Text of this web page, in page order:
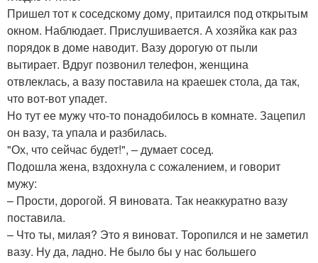
Пришел тот к соседскому дому, притаился под открытым
окном. Наблюдает. Прислушивается. А хозяйка как раз
порядок в доме наводит. Вазу дорогую от пыли
вытирает. Вдруг позвонил телефон, женщина
отвлеклась, а вазу поставила на краешек стола, да так,
что вот-вот упадет.
Но тут ее мужу что-то понадобилось в комнате. Зацепил
он вазу, та упала и разбилась.
"Ох, что сейчас будет!", – думает сосед.
Подошла жена, вздохнула с сожалением, и говорит
мужу:
– Прости, дорогой. Я виновата. Так неаккуратно вазу
поставила.
– Что ты, милая? Это я виноват. Торопился и не заметил
вазу. Ну да, ладно. Не было бы у нас большего